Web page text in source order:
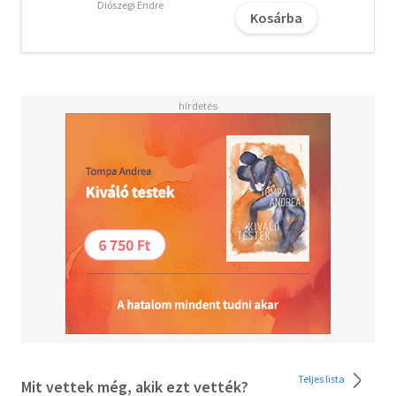
magyarázata is megtalálható benne.
Diószegi Endre
Kosárba
Mit vettek még, akik ezt vették? Teljes lista